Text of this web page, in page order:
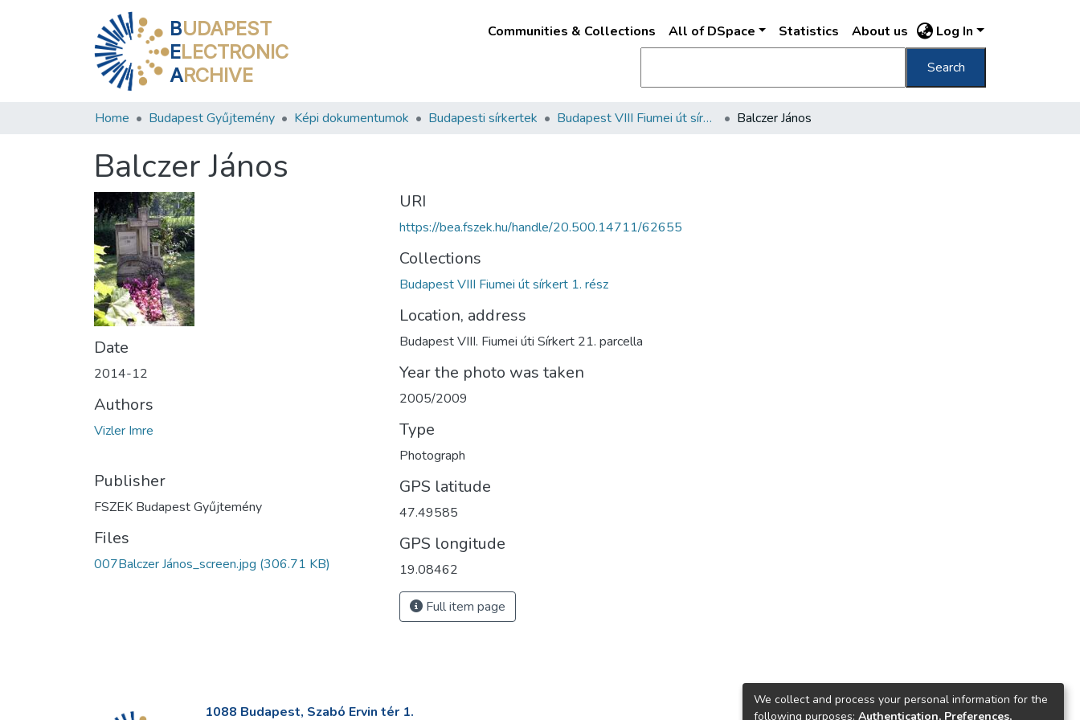
BUDAPEST
ELECTRONIC
ARCHIVE
Communities & Collections All of DSpace Statistics About us Log In
Search
Home Budapest Gyűjtemény Képi dokumentumok Budapesti sírkertek Budapest VIII Fiumei út sírkert 1. rész Balczer János
Balczer János
Date
2014-12
Authors
Vizler Imre
Publisher
FSZEK Budapest Gyűjtemény
Files
007Balczer János_screen.jpg (306.71 KB)
URI
https://bea.fszek.hu/handle/20.500.14711/62655
Collections
Budapest VIII Fiumei út sírkert 1. rész
Location, address
Budapest VIII. Fiumei úti Sírkert 21. parcella
Year the photo was taken
2005/2009
Type
Photograph
GPS latitude
47.49585
GPS longitude
19.08462
Full item page
1088 Budapest, Szabó Ervin tér 1.
We collect and process your personal information for the
following purposes: Authentication, Preferences,